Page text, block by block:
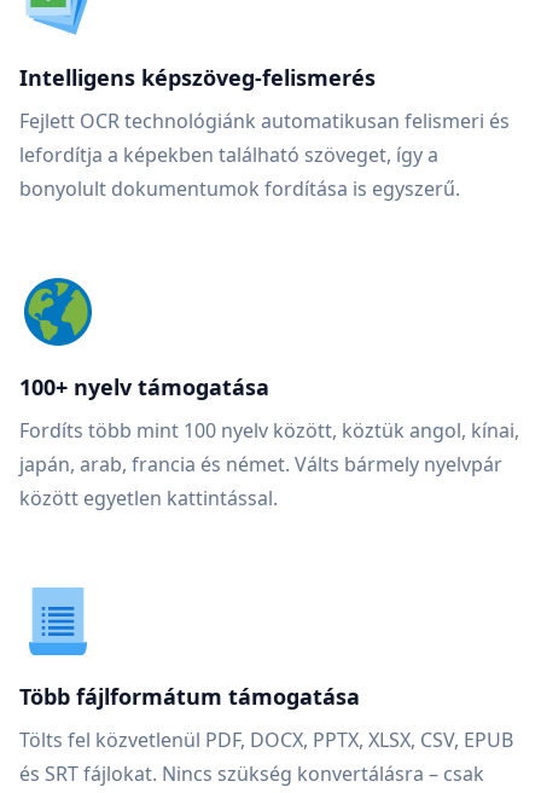
Intelligens képszöveg-felismerés
Fejlett OCR technológiánk automatikusan felismeri és
lefordítja a képekben található szöveget, így a
bonyolult dokumentumok fordítása is egyszerű.
100+ nyelv támogatása
Fordíts több mint 100 nyelv között, köztük angol, kínai,
japán, arab, francia és német. Válts bármely nyelvpár
között egyetlen kattintással.
Több fájlformátum támogatása
Tölts fel közvetlenül PDF, DOCX, PPTX, XLSX, CSV, EPUB
és SRT fájlokat. Nincs szükség konvertálásra – csak